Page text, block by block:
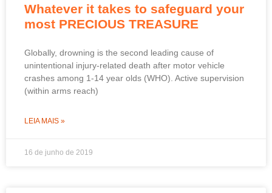
Whatever it takes to safeguard your
most PRECIOUS TREASURE
Globally, drowning is the second leading cause of
unintentional injury-related death after motor vehicle
crashes among 1-14 year olds (WHO). Active supervision
(within arms reach)
LEIA MAIS »
16 de junho de 2019